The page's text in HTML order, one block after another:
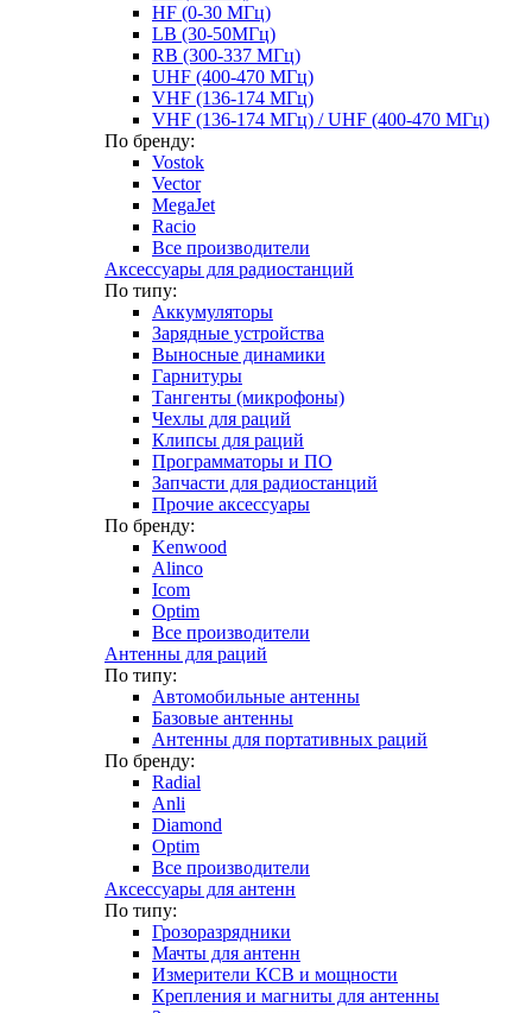
HF (0-30 МГц)
LB (30-50МГц)
RB (300-337 МГц)
UHF (400-470 МГц)
VHF (136-174 МГц)
VHF (136-174 МГц) / UHF (400-470 МГц)
По бренду:
Vostok
Vector
MegaJet
Racio
Все производители
Аксессуары для радиостанций
По типу:
Аккумуляторы
Зарядные устройства
Выносные динамики
Гарнитуры
Тангенты (микрофоны)
Чехлы для раций
Клипсы для раций
Программаторы и ПО
Запчасти для радиостанций
Прочие аксессуары
По бренду:
Kenwood
Alinco
Icom
Optim
Все производители
Антенны для раций
По типу:
Автомобильные антенны
Базовые антенны
Антенны для портативных раций
По бренду:
Radial
Anli
Diamond
Optim
Все производители
Аксессуары для антенн
По типу:
Грозоразрядники
Мачты для антенн
Измерители КСВ и мощности
Крепления и магниты для антенны